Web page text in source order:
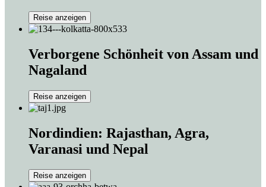
Reise anzeigen
Verborgene Schönheit von Assam und
Nagaland
Reise anzeigen
Nordindien: Rajasthan, Agra,
Varanasi und Nepal
Reise anzeigen